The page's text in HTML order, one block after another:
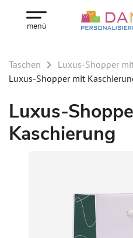
menù
Taschen
Luxus-Shopper
Luxus-Shopper mit
Luxus-
Kaschierung